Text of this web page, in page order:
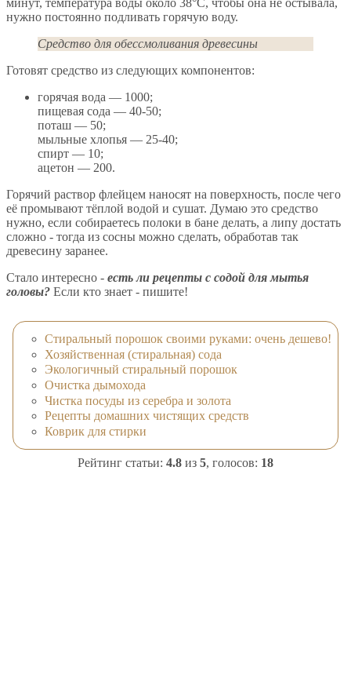
нужно постоянно подливать горячую воду.
Средство для обессмоливания древесины
Готовят средство из следующих компонентов:
горячая вода — 1000;
пищевая сода — 40-50;
поташ — 50;
мыльные хлопья — 25-40;
спирт — 10;
ацетон — 200.
Горячий раствор флейцем наносят на поверхность, после чего
её промывают тёплой водой и сушат. Думаю это средство
нужно, если собираетесь полоки в бане делать, а липу достать
сложно - тогда из сосны можно сделать, обработав так
древесину заранее.
Стало интересно - есть ли рецепты с содой для мытья
головы? Если кто знает - пишите!
Стиральный порошок своими руками: очень дешево!
Хозяйственная (стиральная) сода
Экологичный стиральный порошок
Очистка дымохода
Чистка посуды из серебра и золота
Рецепты домашних чистящих средств
Коврик для стирки
Рейтинг статьи: 4.8 из 5, голосов: 18